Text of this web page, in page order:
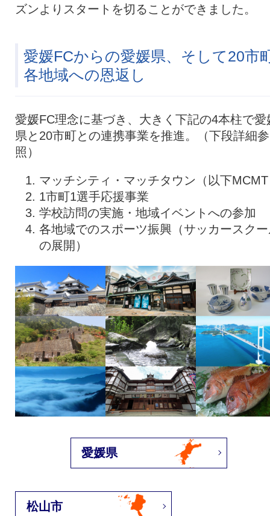
ズンよりスタートを切ることができました。
愛媛FCからの愛媛県、そして20市
各地域への恩返し
愛媛FC理念に基づき、大きく下記の4本柱で愛
県と20市町との連携事業を推進。（下段詳細参
照）
マッチシティ・マッチタウン（以下
1市町1選手応援事業
学校訪問の実施・地域イベントへの参加
各地域でのスポーツ振興（サッカースク
の展開）
愛媛県
松山市